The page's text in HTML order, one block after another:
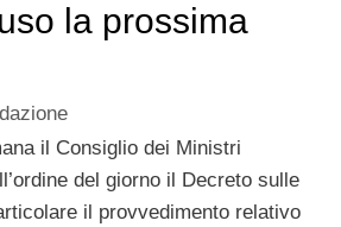
la prossima
il Consiglio dei Ministri
del giorno il Decreto sulle
il provvedimento relativo